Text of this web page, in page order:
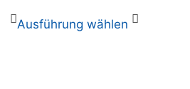
Ausführung wählen